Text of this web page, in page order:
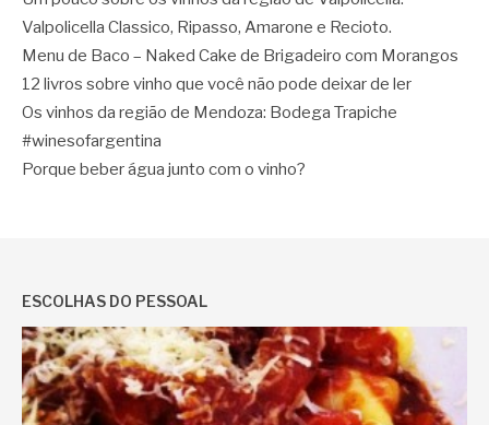
Valpolicella Classico, Ripasso, Amarone e Recioto.
Menu de Baco – Naked Cake de Brigadeiro com Morangos
12 livros sobre vinho que você não pode deixar de ler
Os vinhos da região de Mendoza: Bodega Trapiche
#winesofargentina
Porque beber água junto com o vinho?
ESCOLHAS DO PESSOAL